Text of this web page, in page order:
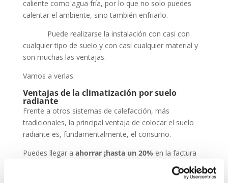
caliente como agua fría, por lo que no solo puedes
calentar el ambiente, sino también enfriarlo.
Puede realizarse la instalación con casi con
cualquier tipo de suelo y con casi cualquier material y
son muchas las ventajas.
Vamos a verlas:
Ventajas de la climatización por suelo
radiante
Frente a otros sistemas de calefacción, más
tradicionales, la principal ventaja de colocar el suelo
radiante es, fundamentalmente, el consumo.
Puedes llegar a ahorrar ¡hasta un 20% en la factura